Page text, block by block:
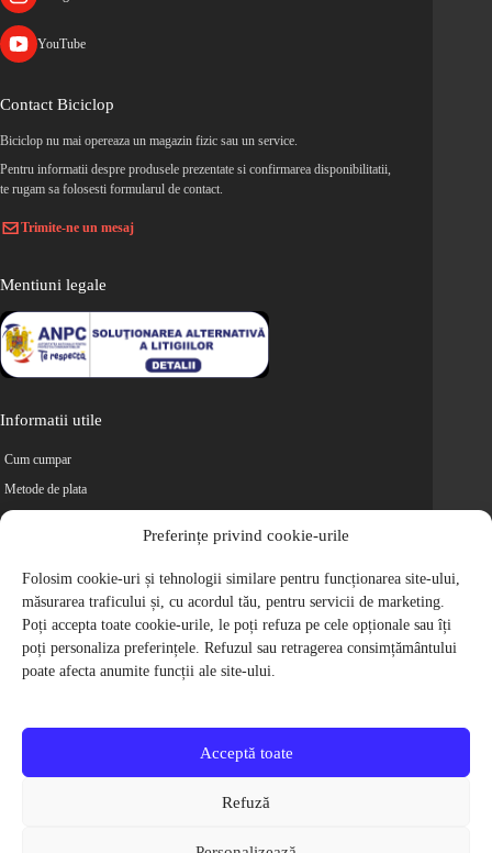
Preferințe privind cookie-urile
Folosim cookie-uri și tehnologii similare pentru funcționarea site-ului,
măsurarea traficului și, cu acordul tău, pentru servicii de marketing.
Poți accepta toate cookie-urile, le poți refuza pe cele opționale sau îți
poți personaliza preferințele. Refuzul sau retragerea consimțământului
poate afecta anumite funcții ale site-ului.
Acceptă toate
Refuză
YouTube
Contact Biciclop
Biciclop nu mai opereaza un magazin fizic sau un service.
Pentru informatii despre produsele prezentate si confirmarea disponibilitatii,
te rugam sa folosesti formularul de contact.
Trimite-ne un mesaj
Mentiuni legale
Informatii utile
Cum cumpar
Metode de plata
Retur
Cariere
Politica de Confidentialitate
Politica de cookie-uri